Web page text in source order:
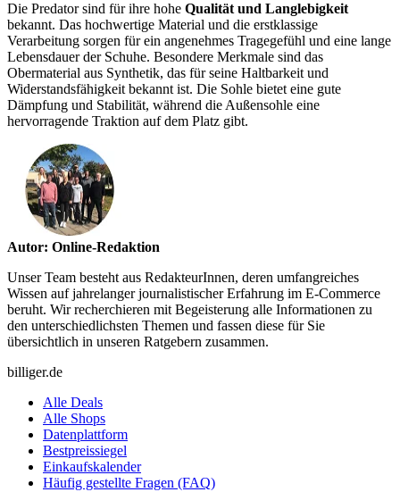
Die Predator sind für ihre hohe Qualität und Langlebigkeit
bekannt. Das hochwertige Material und die erstklassige
Verarbeitung sorgen für ein angenehmes Tragegefühl und eine lange
Lebensdauer der Schuhe. Besondere Merkmale sind das
Obermaterial aus Synthetik, das für seine Haltbarkeit und
Widerstandsfähigkeit bekannt ist. Die Sohle bietet eine gute
Dämpfung und Stabilität, während die Außensohle eine
hervorragende Traktion auf dem Platz gibt.
Autor: Online-Redaktion
Unser Team besteht aus RedakteurInnen, deren umfangreiches
Wissen auf jahrelanger journalistischer Erfahrung im E-Commerce
beruht. Wir recherchieren mit Begeisterung alle Informationen zu
den unterschiedlichsten Themen und fassen diese für Sie
übersichtlich in unseren Ratgebern zusammen.
billiger.de
Alle Deals
Alle Shops
Datenplattform
Bestpreissiegel
Einkaufskalender
Häufig gestellte Fragen (FAQ)